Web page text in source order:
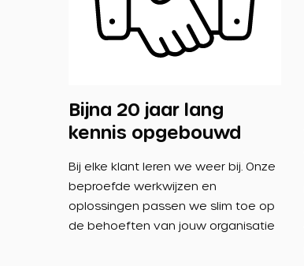
Bijna 20 jaar lang
kennis opgebouwd
Bij elke klant leren we weer bij. Onze
beproefde werkwijzen en
oplossingen passen we slim toe op
de behoeften van jouw organisatie